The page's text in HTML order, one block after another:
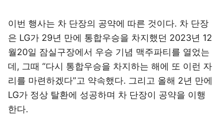
이번 행사는 차 단장의 공약에 따른 것이다. 차 단장
은 LG가 29년 만에 통합우승을 차지했던 2023년 12
월20일 잠실구장에서 우승 기념 맥주파티를 열었는
데, 그때 “다시 통합우승을 차지하는 해에 또 이런 자
리를 마련하겠다”고 약속했다. 그리고 올해 2년 만에
LG가 정상 탈환에 성공하며 차 단장이 공약을 이행
한다.